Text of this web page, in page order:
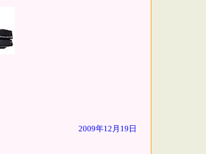
2009年12月19日